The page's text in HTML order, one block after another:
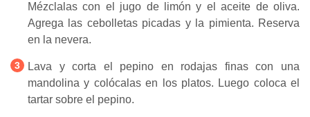
Mézclalas con el jugo de limón y el aceite de oliva.
Agrega las cebolletas picadas y la pimienta. Reserva
en la nevera.
Lava y corta el pepino en rodajas finas con una
mandolina y colócalas en los platos. Luego coloca el
tartar sobre el pepino.